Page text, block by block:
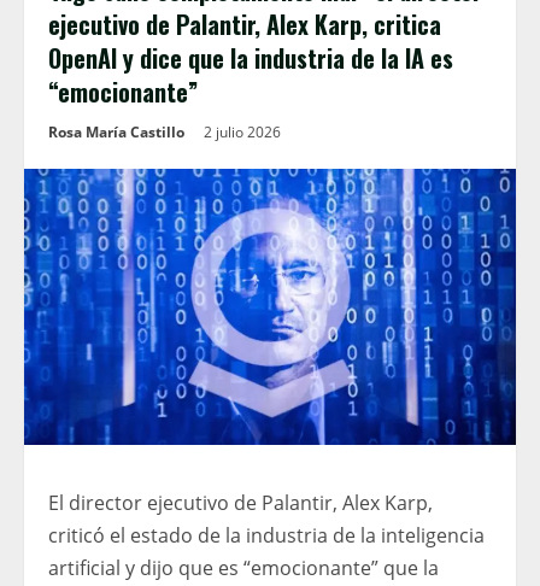
ejecutivo de Palantir, Alex Karp, critica
OpenAI y dice que la industria de la IA es
“emocionante”
Rosa María Castillo 2 julio 2026
El director ejecutivo de Palantir, Alex Karp,
criticó el estado de la industria de la inteligencia
artificial y dijo que es “emocionante” que la